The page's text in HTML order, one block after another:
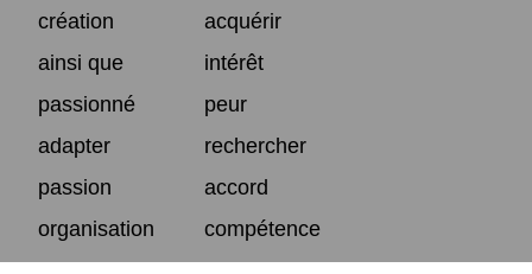
création
acquérir
ainsi que
intérêt
passionné
peur
adapter
rechercher
passion
accord
organisation
compétence